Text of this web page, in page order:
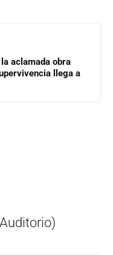
aclamada obra
llega a